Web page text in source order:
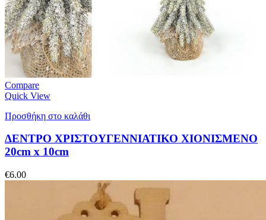
Compare
Quick View
Προσθήκη στο καλάθι
ΔΕΝΤΡΟ ΧΡΙΣΤΟΥΓΕΝΝΙΑΤΙΚΟ ΧΙΟΝΙΣΜΕΝΟ
20cm x 10cm
€6.00